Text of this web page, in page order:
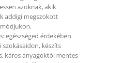
azoknak, akik
addigi megszokott
egészséged érdekében
szokásaidon, készíts
káros anyagoktól mentes